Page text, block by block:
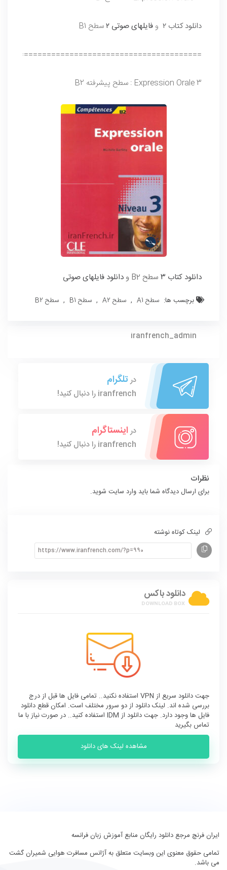
دانلود کتاب ۲ وفایلهای صوتی ۲ سطح B1
Expression Orale 3 : سطح پیشرفته B2
دانلود کتاب ۳ سطح B2 و دانلود فایلهای صوتی
برچسب ها: سطح A1 , سطح A2 , سطح B1 , سطح B2
iranfrench_admin
درتلگرام
iranfrench را دنبال کنید!
در اینستاگرام
iranfrench را دنبال کنید!
نظرات
برای ارسال دیدگاه شما باید وارد سایت شوید.
لینک کوتاه نوشته
دانلود باکس
جهت دانلود سریع از VPN استفاده نکنید.. تمامی فایل ها قبل از درج
بررسی شده اند. لینک دانلود از دو سرور مختلف است. امکان قطع دانلود
فایل ها وجود دارد. جهت دانلود از IDM استفاده کنید.. در صورت نیاز با ما
تماس بگیرید
مشاهده لینک های دانلود
ایران فرنچ مرجع دانلود رایگان منابع آموزش زبان فرانسه
تمامی حقوق معنوی این وبسایت متعلق بهآژانس مسافرت هوایی شمیران گشت
می باشد.